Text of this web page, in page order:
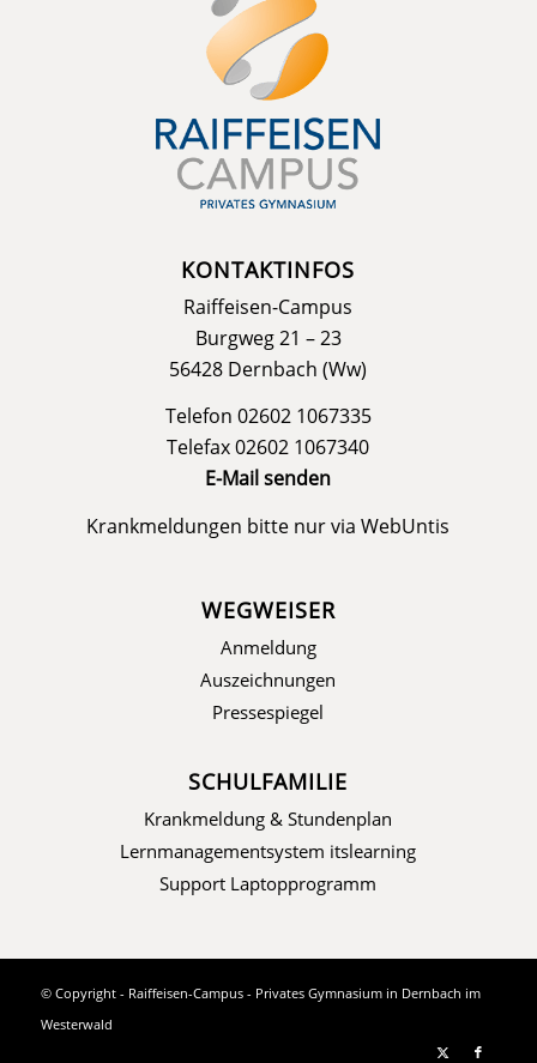
KONTAKTINFOS
Raiffeisen-Campus
Burgweg 21 – 23
56428 Dernbach (Ww)
Telefon 02602 1067335
Telefax 02602 1067340
E-Mail senden
Krankmeldungen bitte nur viaWebUntis
WEGWEISER
Anmeldung
Auszeichnungen
Pressespiegel
SCHULFAMILIE
Krankmeldung & Stundenplan
Lernmanagementsystem itslearning
Support Laptopprogramm
© Copyright - Raiffeisen-Campus - Privates Gymnasium in Dernbach im
Westerwald